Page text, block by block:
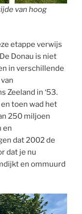
van hoog
etappe verwijs
Donau is niet
in verschillende
Zeeland in ‘53.
toen wad het
250 miljoen
en
dat 2002 de
dat je nu
en ommuurd